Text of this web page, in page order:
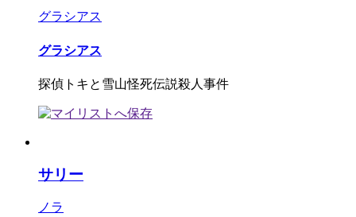
グラシアス
グラシアス
探偵トキと雪山怪死伝説殺人事件
サリー
ノラ